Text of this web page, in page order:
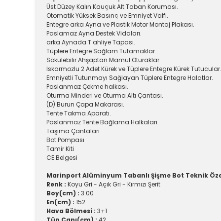
Üst Düzey Kalın Kauçuk Alt Taban Koruması.
Otomatik Yüksek Basınç ve Emniyet Valfi.
Entegre arka Ayna ve Plastik Motor Montaj Plakası.
Paslamaz Ayna Destek Vidaları.
arka Aynada T ahliye Tapası.
Tüplere Entegre Sağlam Tutamaklar.
Sökülebilir Ahşaptan Mamul Oturaklar.
Iskarmozlu 2 Adet Kürek ve Tüplere Entegre Kürek Tutucular.
Emniyetli Tutunmayı Sağlayan Tüplere Entegre Halatlar.
Paslanmaz Çekme halkası.
Oturma Minderi ve Oturma Altı Çantası.
(D) Burun Çapa Makarası.
Tente Takma Aparatı.
Paslanmaz Tente Bağlama Halkaları.
Taşıma Çantaları
Bot Pompası
Tamir Kiti
CE Belgesi
Marinport Alüminyum Tabanlı Şişme Bot Teknik
Renk : Koyu Gri - Açık Gri - Kırmızı Şerit
Boy(cm) : 3.00
En(cm) : 152
Hava Bölmesi : 3+1